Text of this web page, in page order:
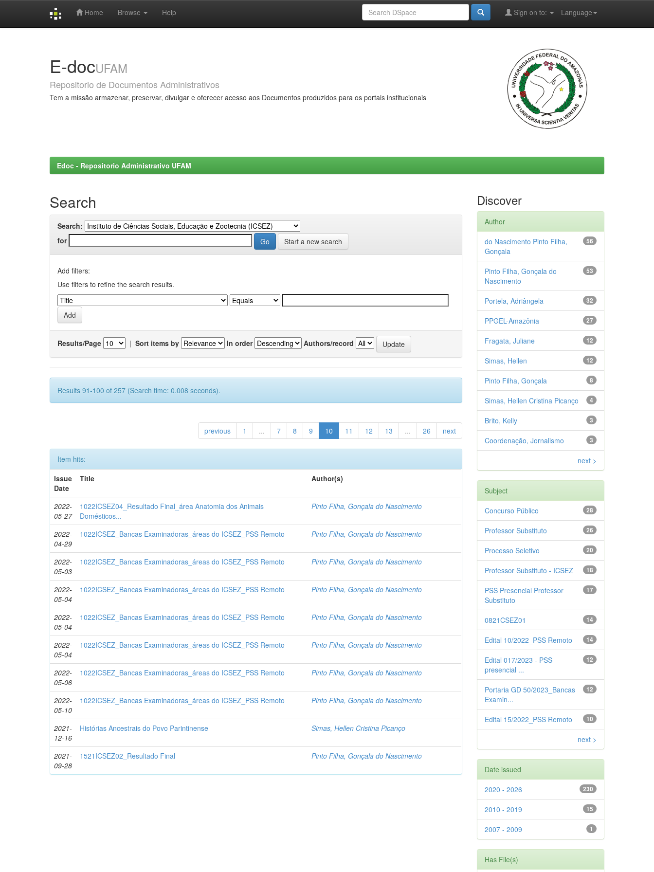
Home Browse Help Language
Sign on to:
E-docUFAM
Repositorio de Documentos Administrativos
Tem a missão armazenar, preservar, divulgar e oferecer acesso aos Documentos produzidos para os portais institucionais
Edoc - Repositorio Administrativo UFAM
Search
Search:
for
Start a new search
Add filters:
Use filters to refine the search results.
Results/Page | Sort items by In order Authors/record
Results 91-100 of 257 (Search time: 0.008 seconds).
previous 1 ... 7 8 9 10 11 12 13 ... 26 next
Item hits:
Issue
Date
Title Author(s)
2022-
05-27
1022ICSEZ04_Resultado Final_área Anatomia dos Animais
Domésticos...
Pinto Filha, Gonçala do Nascimento
2022-
04-29
1022ICSEZ_Bancas Examinadoras_áreas do ICSEZ_PSS Remoto Pinto Filha, Gonçala do Nascimento
2022-
05-03
1022ICSEZ_Bancas Examinadoras_áreas do ICSEZ_PSS Remoto Pinto Filha, Gonçala do Nascimento
2022-
05-04
1022ICSEZ_Bancas Examinadoras_áreas do ICSEZ_PSS Remoto Pinto Filha, Gonçala do Nascimento
2022-
05-04
1022ICSEZ_Bancas Examinadoras_áreas do ICSEZ_PSS Remoto Pinto Filha, Gonçala do Nascimento
2022-
05-04
1022ICSEZ_Bancas Examinadoras_áreas do ICSEZ_PSS Remoto Pinto Filha, Gonçala do Nascimento
2022-
05-06
1022ICSEZ_Bancas Examinadoras_áreas do ICSEZ_PSS Remoto Pinto Filha, Gonçala do Nascimento
2022-
05-10
1022ICSEZ_Bancas Examinadoras_áreas do ICSEZ_PSS Remoto Pinto Filha, Gonçala do Nascimento
2021-
12-16
Histórias Ancestrais do Povo Parintinense Simas, Hellen Cristina Picanço
2021-
09-28
1521ICSEZ02_Resultado Final Pinto Filha, Gonçala do Nascimento
Discover
Author
56
do Nascimento Pinto Filha,
Gonçala
53
Pinto Filha, Gonçala do
Nascimento
32
Portela, Adriângela
27
PPGEL-Amazônia
12
Fragata, Juliane
12
Simas, Hellen
8
Pinto Filha, Gonçala
4
Simas, Hellen Cristina Picanço
3
Brito, Kelly
3
Coordenação, Jornalismo
next >
Subject
28
Concurso Público
26
Professor Substituto
20
Processo Seletivo
18
Professor Substituto - ICSEZ
17
PSS Presencial Professor
Substituto
14
0821CSEZ01
14
Edital 10/2022_PSS Remoto
12
Edital 017/2023 - PSS
presencial ...
12
Portaria GD 50/2023_Bancas
Examin...
10
Edital 15/2022_PSS Remoto
next >
Date issued
230
2020 - 2026
15
2010 - 2019
1
2007 - 2009
Has File(s)